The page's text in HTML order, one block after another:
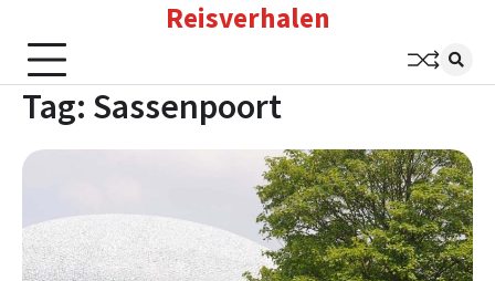
content
Reisverhalen
Tag: Sassenpoort